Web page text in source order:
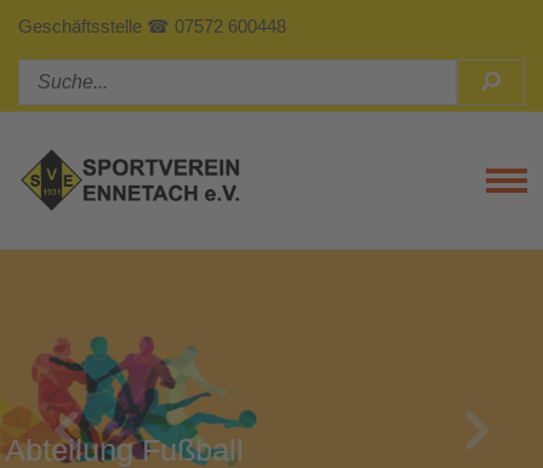
Geschäftsstelle ☎ 07572 600448
Abteilung Turnen
Previous